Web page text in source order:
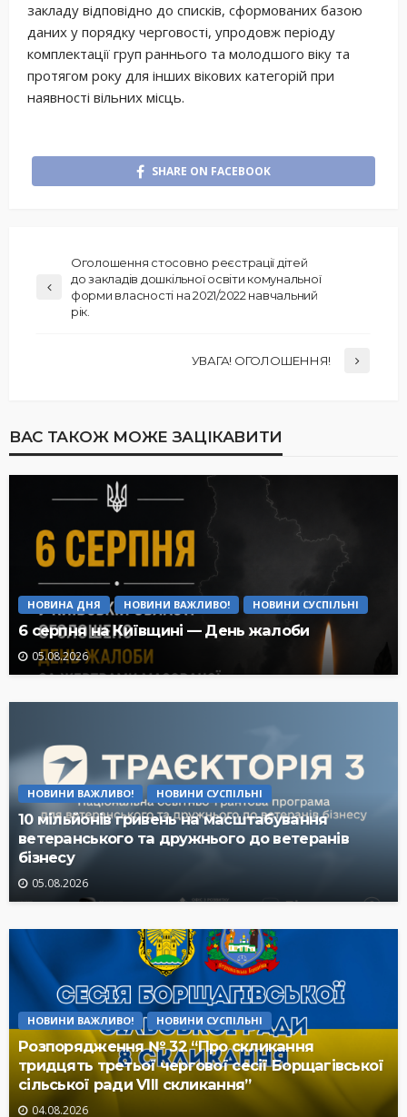
закладу відповідно до списків, сформованих базою
даних у порядку черговості, упродовж періоду
комплектації груп раннього та молодшого віку та
протягом року для інших вікових категорій при
наявності вільних місць.
SHARE ON FACEBOOK
Оголошення стосовно реєстрації дітей
до закладів дошкільної освіти комунальної
форми власності на 2021/2022 навчальний
рік.
УВАГА! ОГОЛОШЕННЯ!
ВАС ТАКОЖ МОЖЕ ЗАЦІКАВИТИ
НОВИНА ДНЯ НОВИНИ ВАЖЛИВО! НОВИНИ СУСПІЛЬНІ
6 серпня на Київщині — День жалоби
05.08.2026
НОВИНИ ВАЖЛИВО! НОВИНИ СУСПІЛЬНІ
10 мільйонів гривень на масштабування
ветеранського та дружнього до ветеранів
бізнесу
05.08.2026
НОВИНИ ВАЖЛИВО! НОВИНИ СУСПІЛЬНІ
Розпорядження № 32 “Про скликання
тридцять третьої чергової сесії Борщагівської
сільської ради VIII скликання”
04.08.2026